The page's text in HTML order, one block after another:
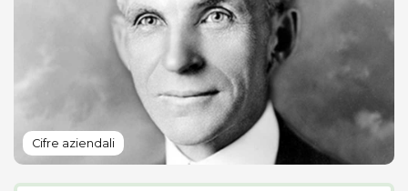
Cifre aziendali